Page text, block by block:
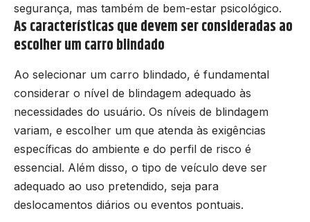
segurança, mas também de bem-estar psicológico.
As características que devem ser consideradas ao
escolher um carro blindado
Ao selecionar um carro blindado, é fundamental
considerar o nível de blindagem adequado às
necessidades do usuário. Os níveis de blindagem
variam, e escolher um que atenda às exigências
específicas do ambiente e do perfil de risco é
essencial. Além disso, o tipo de veículo deve ser
adequado ao uso pretendido, seja para
deslocamentos diários ou eventos pontuais.